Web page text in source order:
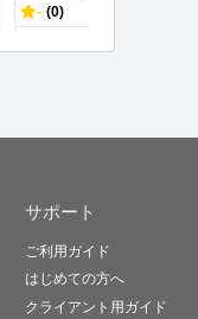
- (0)
サポート
ご利用ガイド
はじめての方へ
クライアント用ガイド